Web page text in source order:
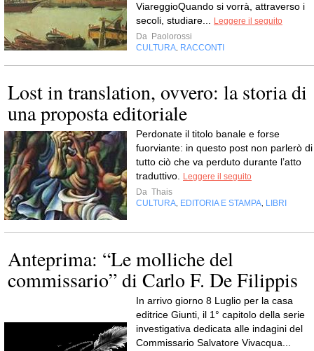
ViareggioQuando si vorrà, attraverso i
secoli, studiare...
Leggere il seguito
Da Paolorossi
CULTURA RACCONTI
Lost in translation, ovvero: la storia di
una proposta editoriale
Perdonate il titolo banale e forse
fuorviante: in questo post non parlerò di
tutto ciò che va perduto durante l’atto
traduttivo.
Leggere il seguito
Da Thais
CULTURA EDITORIA E STAMPA LIBRI
Anteprima: “Le molliche del
commissario” di Carlo F. De Filippis
In arrivo giorno 8 Luglio per la casa
editrice Giunti, il 1° capitolo della serie
investigativa dedicata alle indagini del
Commissario Salvatore Vivacqua...